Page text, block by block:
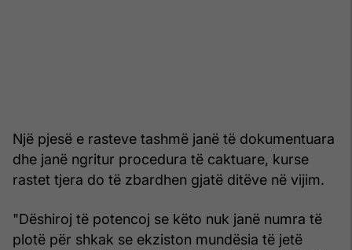
Një pjesë e rasteve tashmë janë të dokumentuara
dhe janë ngritur procedura të caktuare, kurse
rastet tjera do të zbardhen gjatë ditëve në vijim.
"Dëshiroj të potencoj se këto nuk janë numra të
plotë për shkak se ekziston mundësia të jetë